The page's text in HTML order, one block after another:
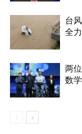
台
全
两
数